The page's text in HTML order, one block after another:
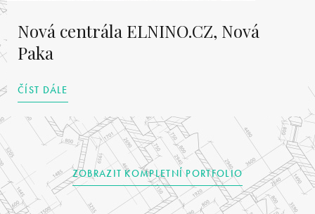
Nová centrála ELNINO.CZ, Nová
Paka
ČÍST DÁLE
ZOBRAZIT KOMPLETNÍ PORTFOLIO